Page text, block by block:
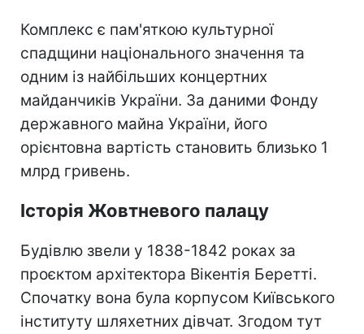
Комплекс є пам'яткою культурної
спадщини національного значення та
одним із найбільших концертних
майданчиків України. За даними Фонду
державного майна України, його
орієнтовна вартість становить близько 1
млрд гривень.
Історія Жовтневого палацу
Будівлю звели у 1838-1842 роках за
проєктом архітектора Вікентія Беретті.
Спочатку вона була корпусом Київського
інституту шляхетних дівчат. Згодом тут